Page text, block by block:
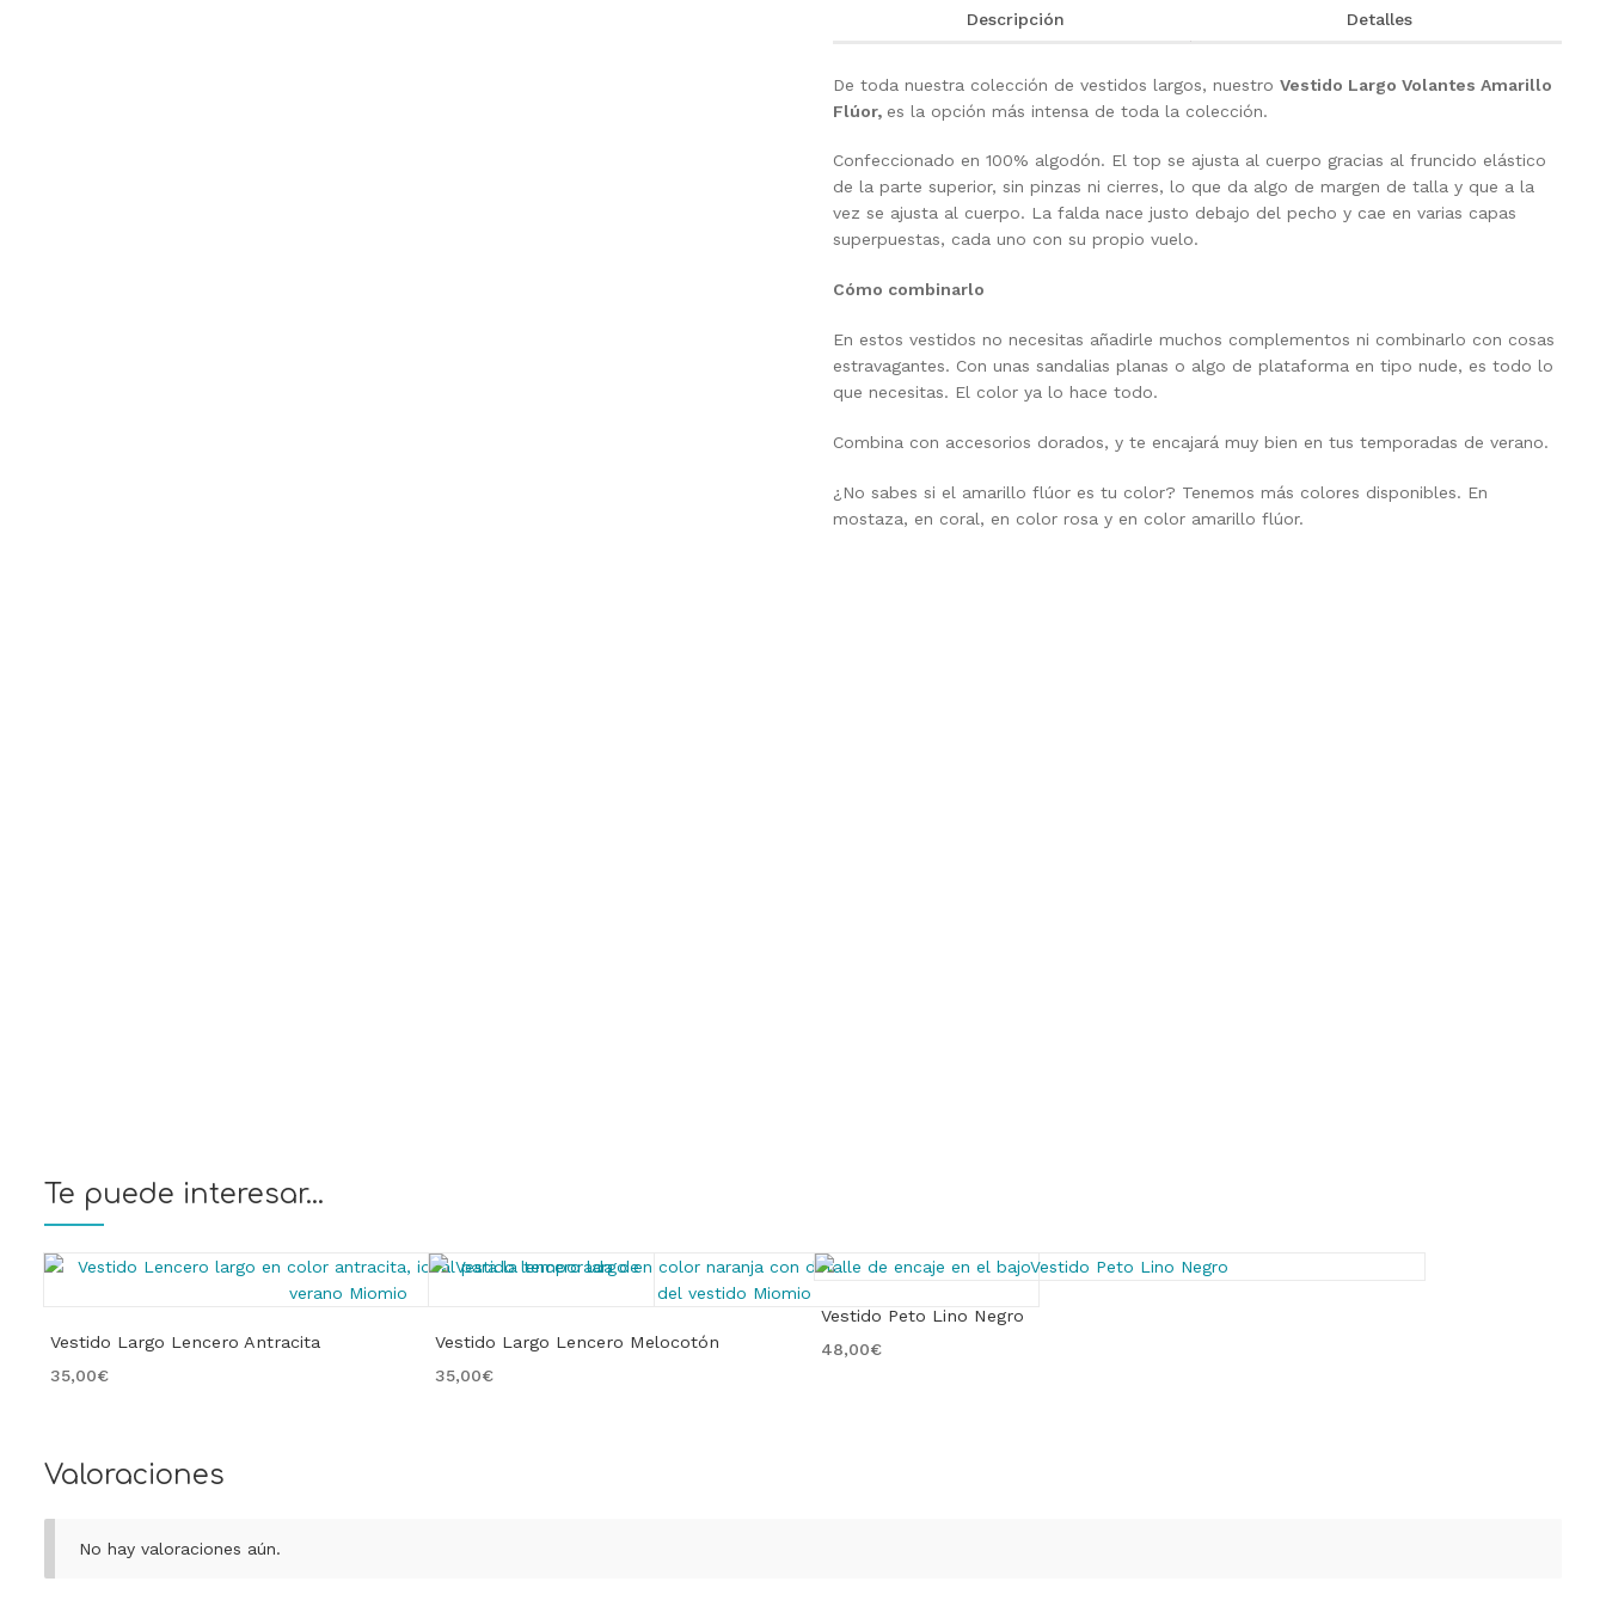
Descripción Detalles
De toda nuestra colección de vestidos largos, nuestro Vestido Largo Volantes Amarillo
Flúor, es la opción más intensa de toda la colección.
Confeccionado en 100% algodón. El top se ajusta al cuerpo gracias al fruncido elástico
de la parte superior, sin pinzas ni cierres, lo que da algo de margen de talla y que a la
vez se ajusta al cuerpo. La falda nace justo debajo del pecho y cae en varias capas
superpuestas, cada uno con su propio vuelo.
Cómo combinarlo
En estos vestidos no necesitas añadirle muchos complementos ni combinarlo con cosas
estravagantes. Con unas sandalias planas o algo de plataforma en tipo nude, es todo lo
que necesitas. El color ya lo hace todo.
Combina con accesorios dorados, y te encajará muy bien en tus temporadas de verano.
¿No sabes si el amarillo flúor es tu color? Tenemos más colores disponibles. En
mostaza, en coral, en color rosa y en color amarillo flúor.
Te puede interesar...
Vestido Largo Lencero Antracita
35,00€
Vestido Largo Lencero Melocotón
35,00€
Vestido Peto Lino Negro
48,00€
Valoraciones
No hay valoraciones aún.